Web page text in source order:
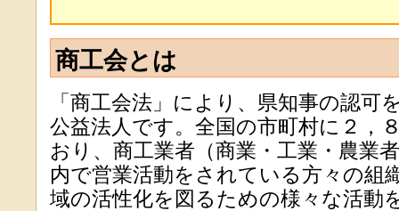
商工会とは
「商工会法」により、県知事の認可
公益法人です。全国の市町村に２，
おり、商工業者（商業・工業・農業
内で営業活動をされている方々の組
域の活性化を図るための様々な活動